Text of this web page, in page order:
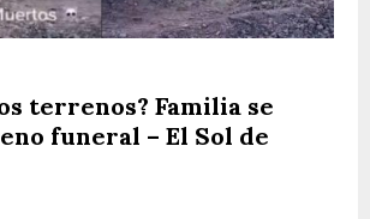
terrenos? Familia se
funeral – El Sol de